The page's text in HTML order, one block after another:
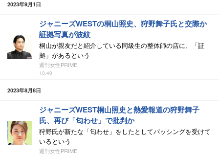
2023年9月1日
ジャニーズWESTの桐山照史、狩野舞子氏と交際か
証拠写真が波紋
桐山が親友だと紹介している同級生の整体師の店に、「証
拠」があるという
週刊女性PRIME
10:40
2023年8月8日
ジャニーズWEST桐山照史と熱愛報道の狩野舞子
氏、再び「匂わせ」で批判か
狩野氏が新たな「匂わせ」をしたとしてバッシングを受けて
いるという
週刊女性PRIME